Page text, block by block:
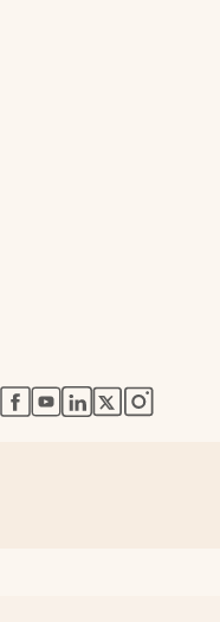
abre en nueva pestaña
abre en nueva
abre en nueva
abre enabre en